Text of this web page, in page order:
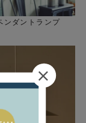
ダントランプ